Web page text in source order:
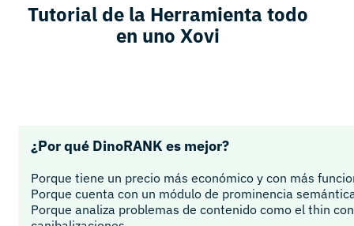
Tutorial de la Herramienta todo
en uno Xovi
¿Por qué DinoRANK es mejor?
Porque tiene un precio más económico y con más
Porque cuenta con un módulo de prominencia
Porque analiza problemas de contenido como el thin